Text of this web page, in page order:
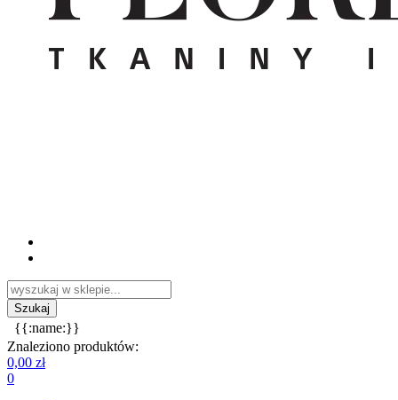
{{:name:}}
Znaleziono produktów:
0,00 zł
0